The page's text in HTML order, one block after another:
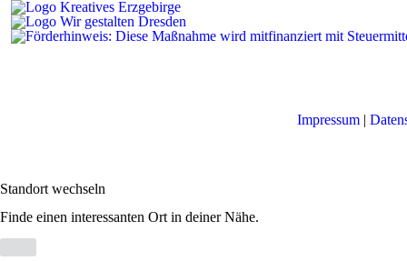
Impressum |
Standort wechseln
Finde einen interessanten Ort in deiner Nähe.